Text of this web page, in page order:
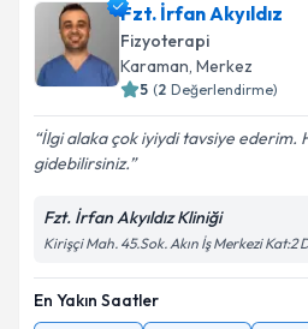
Fzt. İrfan Akyıldız
Fizyoterapi
Karaman, Merkez
5 (2 Değerlendirme)
İlgi alaka çok iyiydi tavsiye ederim.
gidebilirsiniz.
Fzt. İrfan Akyıldız Kliniği
Kirişçi Mah. 45.Sok. Akın İş Merkezi Kat:2
En Yakın Saatler